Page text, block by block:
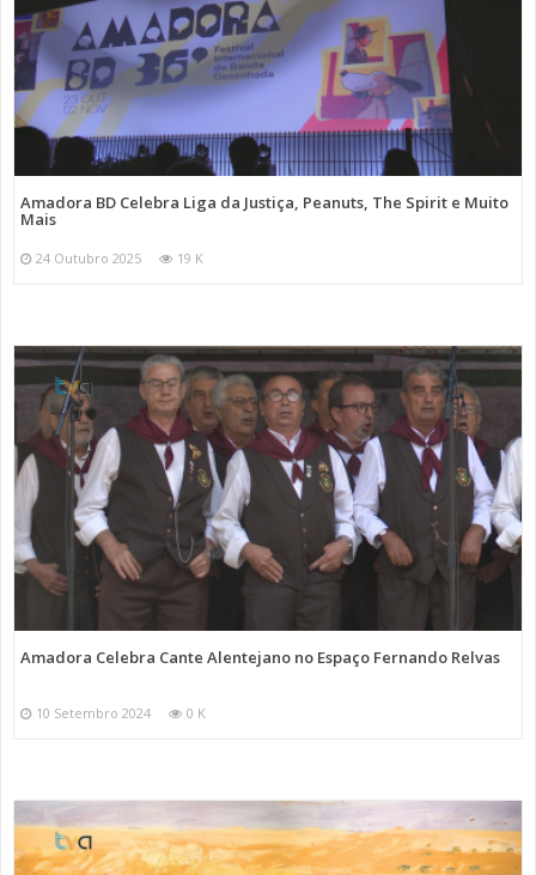
Amadora BD Celebra Liga da Justiça, Peanuts, The Spirit e Muito
Mais
24 Outubro 2025 19 K
Amadora Celebra Cante Alentejano no Espaço Fernando Relvas
10 Setembro 2024 0 K